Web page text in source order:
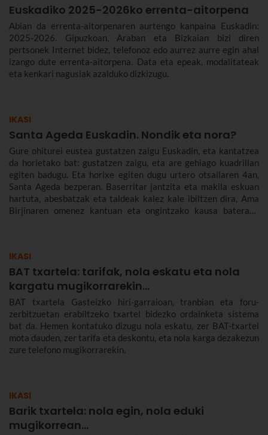
Euskadiko 2025-2026ko errenta-aitorpena
Abian da errenta-aitorpenaren aurtengo kanpaina Euskadin:
2025-2026. Gipuzkoan, Araban eta Bizkaian bizi diren
pertsonek Internet bidez, telefonoz edo aurrez aurre egin ahal
izango dute errenta-aitorpena. Data eta epeak, modalitateak
eta kenkari nagusiak azalduko dizkizugu.
IKASI
Santa Ageda Euskadin. Nondik eta nora?
Gure ohiturei eustea gustatzen zaigu Euskadin, eta kantatzea
da horietako bat: gustatzen zaigu, eta are gehiago kuadrillan
egiten badugu. Eta horixe egiten dugu urtero otsailaren 4an,
Santa Ageda bezperan. Baserritar jantzita eta makila eskuan
hartuta, abesbatzak eta taldeak kalez kale ibiltzen dira, Ama
Birjinaren omenez kantuan eta ongintzako kausa baterako
IKASI
BAT txartela: tarifak, nola eskatu eta nola
kargatu mugikorrarekin...
BAT txartela Gasteizko hiri-garraioan, tranbian eta foru-
zerbitzuetan erabiltzeko txartel bidezko ordainketa sistema
bat da. Hemen kontatuko dizugu nola eskatu, zer BAT-txartel
mota dauden, zer tarifa eta deskontu, eta nola karga dezakezun
zure telefono mugikorrarekin.
IKASI
Barik txartela: nola egin, nola eduki
mugikorrean...